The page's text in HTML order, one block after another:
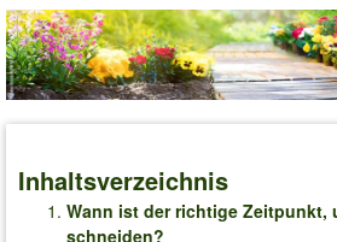
Inhaltsverzeichnis
Wann ist der richtige Zeitpunkt,
schneiden?